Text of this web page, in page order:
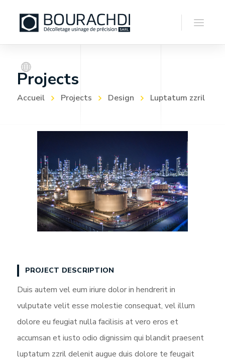
Projects
Accueil Projects Design Luptatum zzril
PROJECT DESCRIPTION
Duis autem vel eum iriure dolor in hendrerit in
vulputate velit esse molestie consequat, vel illum
dolore eu feugiat nulla facilisis at vero eros et
accumsan et iusto odio dignissim qui blandit praesent
luptatum zzril delenit augue duis dolore te feugait